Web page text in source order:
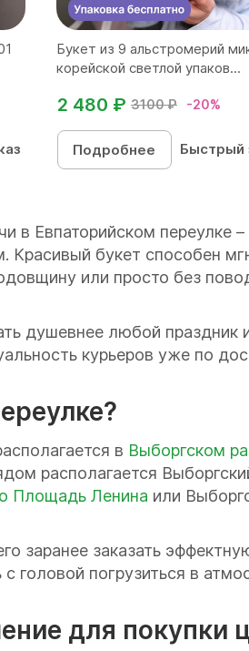
Букет из 9 альстромерий
корейской светлой упаков...
3100 ₽ -20%
2 480 ₽
Подробнее Быстрый
в Евпаторийском переулке
букет способен
или просто без
душевнее любой праздник
курьеров уже по
в Выборгском
располагается
Площадь Ленина или
заранее заказать
погрузиться в
для покупки